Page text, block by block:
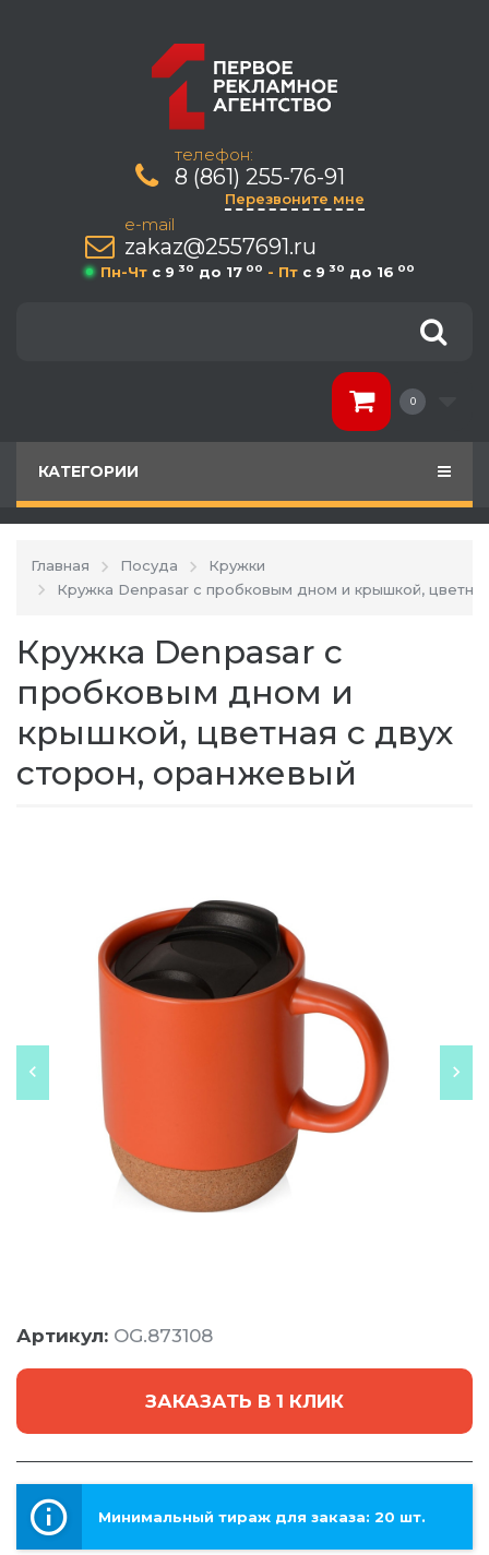
телефон:
8 (861) 255-76-91
Перезвоните мне
e-mail
zakaz@2557691.ru
Пн-Чт c 9 30 до 17 00 - Пт c 9 30 до 16 00
0
КАТЕГОРИИ
Главная Посуда
Кружки
Кружка Denpasar с пробковым дном и крышкой,
Кружка Denpasar с
пробковым дном и
крышкой, цветная с двух
сторон, оранжевый
Артикул: OG.873108
ЗАКАЗАТЬ В 1 КЛИК
Минимальный тираж для заказа: 20 шт.